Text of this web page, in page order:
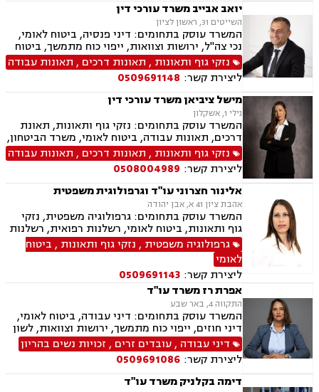
יואב אבייב משרד עורכי דין
השייטים 31, ראשון לציון
המשרד עוסק בתחומים: דיני פנסיה, ביטוח לאומי,
נכי צה"ל, ירושות וצוואות, ייפוי כוח מתמשך, ביטוח
סיעודי, תביעות ביטוח ונזקי רכוש, נזקי גוף ותאונות,
תאונות דרכים, תאונות עבודה, בריאות הנפש, אובדן
כושר עבודה, תאונות תלמידים, רשלנות רפואית.
נזקי גוף ותאונות , תאונות דרכים , תאונות עבודה
ליצירת קשר: 0509691148
מישל ציביאן משרד עורכי דין
נילי 1, אשקלון
המשרד עוסק בתחומים: נזקי גוף ותאונות, תאונת
דרכים, תאונות עבודה, ביטוח לאומי, משרד הביטחון,
נכי צה"ל, נזקי רכוש, ירושות וצוואות, ייפוי כוח
מתמשך, תאונות עקב רשלנות, תאונות תלמידים.
נזקי גוף ותאונות , תאונות דרכים , תאונות עבודה
ליצירת קשר: 0508004989
אלינור חצרוני עו"ד וגרפולוגית משפטית
אהבת ציון 41 א, אבן יהודה
המשרד עוסק בתחומים: גרפולוגיה משפטית, נזקי
גוף ותאונות, ביטוח לאומי, רשלנות רפואית, רשלנות
רפואית שיניים, תאונות דרכים, תאונות עבודה,
תאונות תלמידים, נזקי גוף, אובדן כושר עבודה,
תאונות אישיות, תאונות עקב רשלנות, בריאות
הנפש, נפגעי עבירה
גרפולוגיה משפטית , נזקי גוף ותאונות , ביטוח
לאומי
ליצירת קשר: 0509691143
אפרת רז משרד עו"ד
התקווה 4, באר שבע
המשרד עוסק בתחומים: דיני עבודה, ביטוח לאומי,
דיני חוזים, ייפוי כוח מתמשך, ירושות וצוואות, לשון
הרע, מקרקעין ונדל"ן, נזקי גוף ותאונות
דיני עבודה ,עובדים זרים , זכויות נשים בהריון
ליצירת קשר: 0509691086
דימה בקלניק משרד עו"ד